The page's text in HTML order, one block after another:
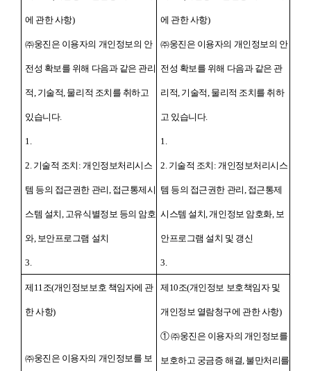
에 관한 사항)
㈜웅진은 이용자의 개인정보의 안
전성 확보를 위해 다음과 같은 관리
적, 기술적, 물리적 조치를 취하고
있습니다.
1.
2. 기술적 조치: 개인정보처리시스
템 등의 접근권한 관리, 접근통제시
스템 설치, 고유식별정보 등의 암호
와, 보안프로그램 설치
3.
에 관한 사항)
㈜웅진은 이용자의 개인정보의 안
전성 확보를 위해 다음과 같은 관
리적, 기술적, 물리적 조치를 취하
고 있습니다.
1.
2. 기술적 조치: 개인정보처리시스
템 등의 접근권한 관리, 접근통제
시스템 설치, 개인정보 암호화, 보
안프로그램 설치 및 갱신
3.
제11조(개인정보보호 책임자에 관
한 사항)
㈜웅진은 이용자의 개인정보를 보
제10조(개인정보 보호책임자 및
개인정보 열람청구에 관한 사항)
① ㈜웅진은 이용자의 개인정보를
보호하고 궁금증 해결, 불만처리를